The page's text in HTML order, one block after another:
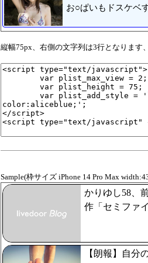
お○ぱいもドスケベ
縦幅75px、右側の文字列は3行となります
Sample(枠サイズ iPhone 14 Pro Max
かりゆし58、
作「セミファ
【朗報】自分